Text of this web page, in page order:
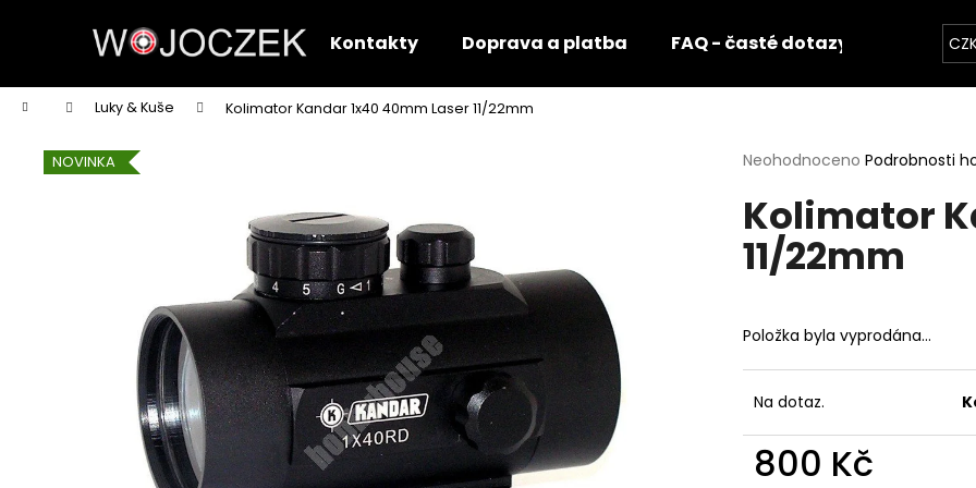
Kontakty Doprava a platba FAQ - časté dotazy
Domů Luky & Kuše Kolimator Kandar 1x40 40mm Laser 11/22mm
Průměrné
produktu
je
0,0
Neohodnoceno Podrobnosti
Kolimator
11/22mm
Položka byla vyprodána…
Na dotaz.
800 Kč
NOVINKA
í
Zpět
do
obchodu
Zpět
do
obchodu
Co potřebujete najít?
HLEDAT
Doporučujeme